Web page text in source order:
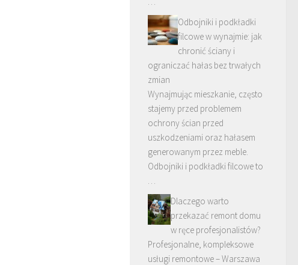
Odbojniki i podkładki
filcowe w wynajmie: jak
chronić ściany i
ograniczać hałas bez trwałych
zmian
Wynajmując mieszkanie, często
stajemy przed problemem
ochrony ścian przed
uszkodzeniami oraz hałasem
generowanym przez meble.
Odbojniki i podkładki filcowe to
…
Dlaczego warto
przekazać remont domu
w ręce profesjonalistów?
Profesjonalne, kompleksowe
usługi remontowe – Warszawa